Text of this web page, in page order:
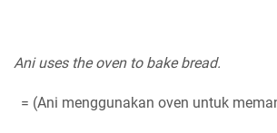
Ani uses the oven to bake bread.
= (Ani menggunakan oven untuk